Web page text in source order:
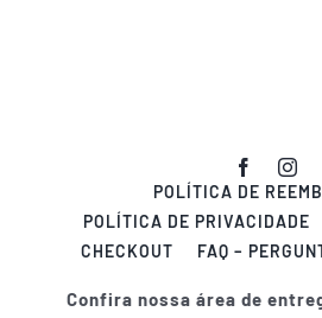
POLÍTICA DE
POLÍTICA DE PRIVACIDADE
CHECKOUT
FAQ –
Confira nossa área de